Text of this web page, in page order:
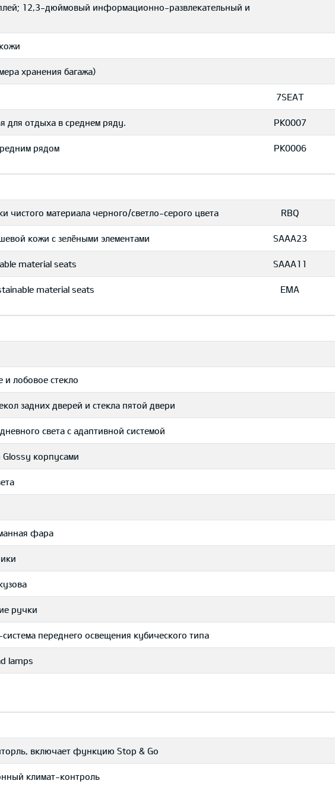
12,3-дюймовый информационно-развлекательный и
хранения багажа)
7SEAT
для отдыха в среднем ряду. PK0007
рядом PK0006
чистого материала черного/светло-серого цвета RBQ
кожи с зелёными элементами SAAA23
material seats SAAA11
material seats EMA
лобовое стекло
задних дверей и стекла пятой двери
света с адаптивной системой
Glossy корпусами
фара
ручки
переднего освещения кубического типа
lamps
включает функцию Stop & Go
климат-контроль